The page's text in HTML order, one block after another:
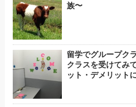
族〜
留学でグループク
クラスを受けてみ
ット・デメリット